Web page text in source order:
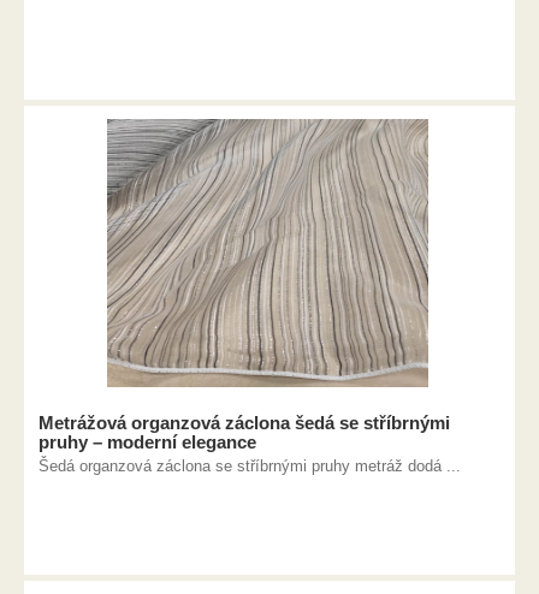
Metrážová organzová záclona šedá se stříbrnými
pruhy – moderní elegance
Šedá organzová záclona se stříbrnými pruhy metráž dodá ...